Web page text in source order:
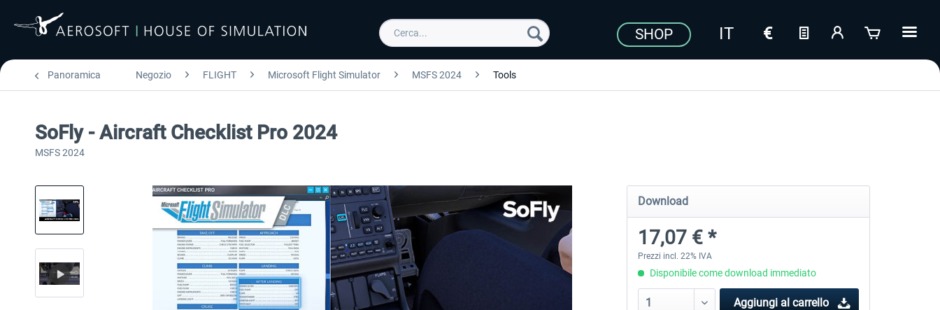
SHOP
Panoramica Negozio FLIGHT Microsoft Flight Simulator MSFS 2024 Tools
SoFly - Aircraft Checklist Pro 2024
MSFS 2024
Download
17,07 € *
Prezzi incl. 22% IVA
Disponibile come download immediato
Aggiungi al carrello